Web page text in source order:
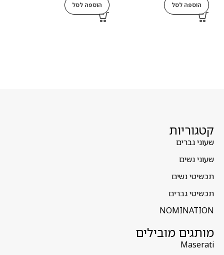
הוספה לסל הוספה לסל
קטגוריות
שעוני גברים
שעוני נשים
תכשיטי נשים
תכשיטי גברים
NOMINATION
מותגים מובילים
Maserati